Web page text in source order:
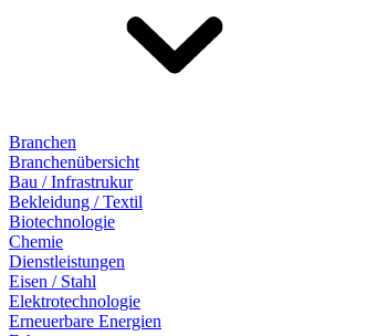
Branchen
Branchenübersicht
Bau / Infrastrukur
Bekleidung / Textil
Biotechnologie
Chemie
Dienstleistungen
Eisen / Stahl
Elektrotechnologie
Erneuerbare Energien